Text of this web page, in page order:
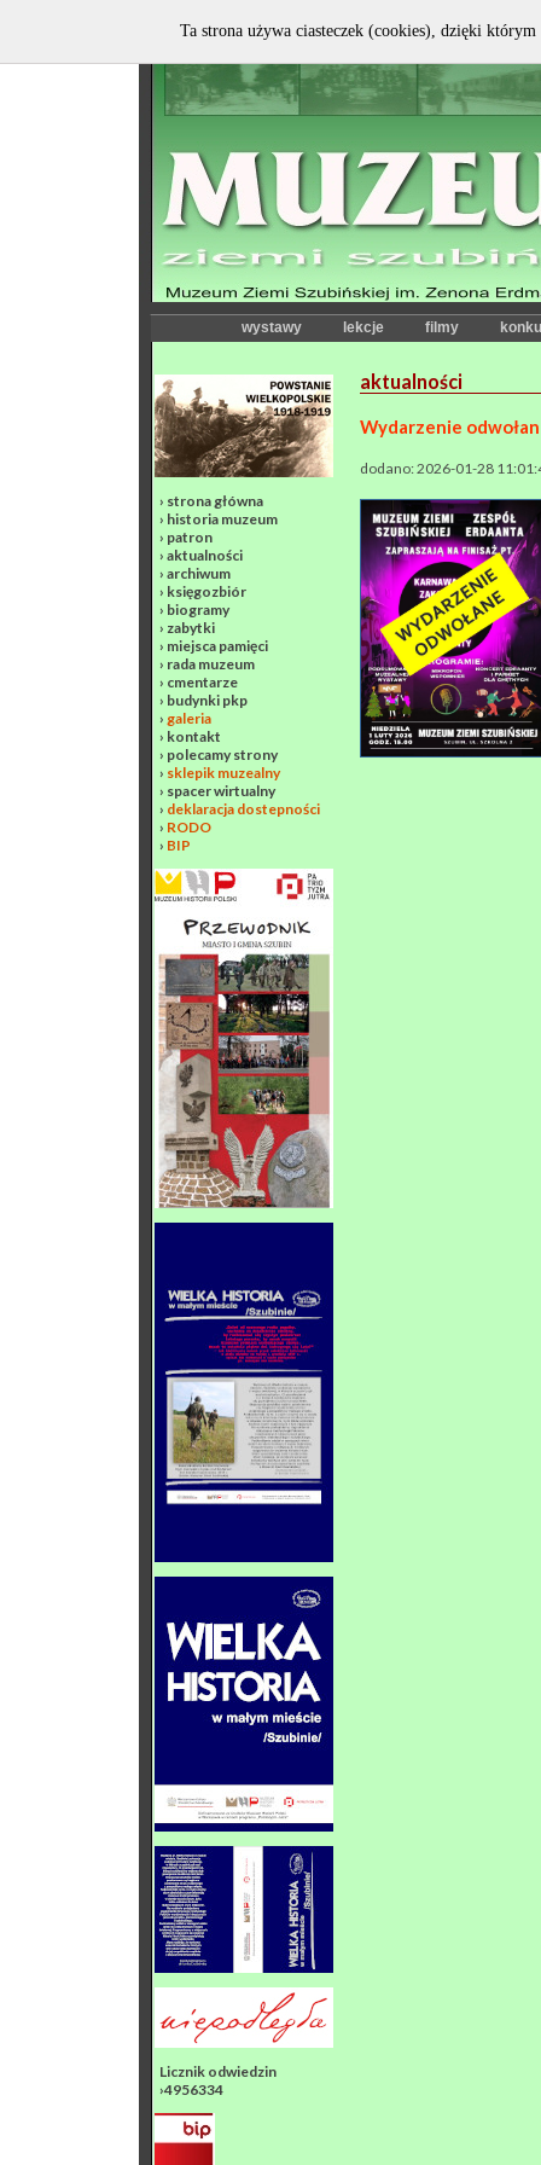
wystawy lekcje filmy
› strona główna
› historia muzeum
› patron
› aktualności
› archiwum
› księgozbiór
› biogramy
› zabytki
› miejsca pamięci
› rada muzeum
› cmentarze
› budynki pkp
› galeria
› kontakt
› polecamy strony
› sklepik muzealny
› spacer wirtualny
› deklaracja dostepności
› RODO
› BIP
Licznik odwiedzin
›4956334
aktualności
Wydarzenie
dodano: 2026-01-28
Ta strona używa ciasteczek (cookies), dzięki